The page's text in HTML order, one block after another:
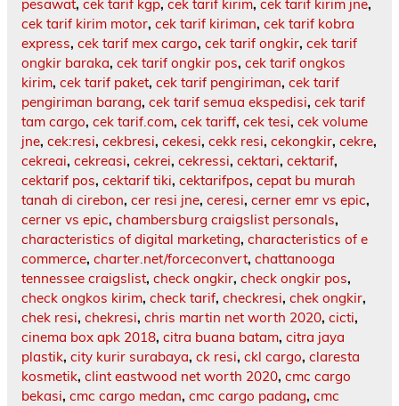
pesawat, cek tarif kgp, cek tarif kirim, cek tarif kirim jne,
cek tarif kirim motor, cek tarif kiriman, cek tarif kobra
express, cek tarif mex cargo, cek tarif ongkir, cek tarif
ongkir baraka, cek tarif ongkir pos, cek tarif ongkos
kirim, cek tarif paket, cek tarif pengiriman, cek tarif
pengiriman barang, cek tarif semua ekspedisi, cek tarif
tam cargo, cek tarif.com, cek tariff, cek tesi, cek volume
jne, cek:resi, cekbresi, cekesi, cekk resi, cekongkir, cekre,
cekreai, cekreasi, cekrei, cekressi, cektari, cektarif,
cektarif pos, cektarif tiki, cektarifpos, cepat bu murah
tanah di cirebon, cer resi jne, ceresi, cerner emr vs epic,
cerner vs epic, chambersburg craigslist personals,
characteristics of digital marketing, characteristics of e
commerce, charter.net/forceconvert, chattanooga
tennessee craigslist, check ongkir, check ongkir pos,
check ongkos kirim, check tarif, checkresi, chek ongkir,
chek resi, chekresi, chris martin net worth 2020, cicti,
cinema box apk 2018, citra buana batam, citra jaya
plastik, city kurir surabaya, ck resi, ckl cargo, claresta
kosmetik, clint eastwood net worth 2020, cmc cargo
bekasi, cmc cargo medan, cmc cargo padang, cmc